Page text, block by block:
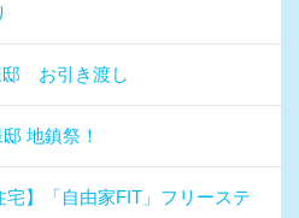
邸 お引き渡し
地鎮祭！
宅】「自由家FIT」フリーステ